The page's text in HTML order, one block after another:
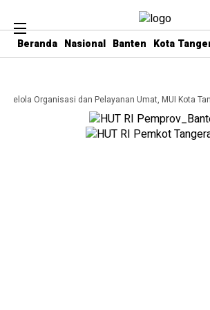
Beranda Nasional Banten Kota
Organisasi dan Pelayanan Umat, MUI Kota